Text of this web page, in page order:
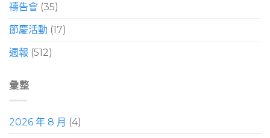
禱告會 (35)
節慶活動 (17)
週報 (512)
彙整
2026 年 8 月 (4)